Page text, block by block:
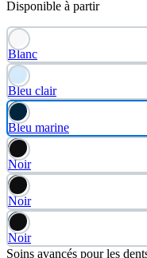
Disponible à partir
Blanc
Bleu clair
Bleu marine
Noir
Noir
Noir
Soins avancés pour les